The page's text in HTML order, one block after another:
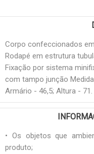
Corpo confeccionados
Rodapé em estrutura
Fixação por sistema
com tampo junção
Armário - 46,5; Altura - 71.
• Os objetos que
produto;